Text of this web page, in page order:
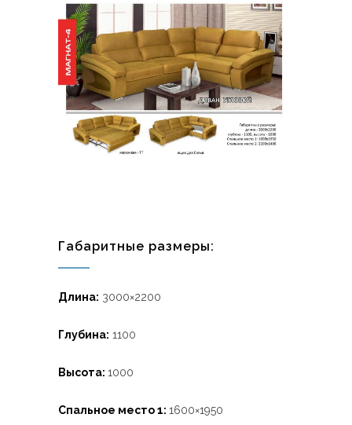
Габаритные размеры:
Длина: 3000×2200
Глубина: 1100
Высота: 1000
Спальное место 1: 1600×1950